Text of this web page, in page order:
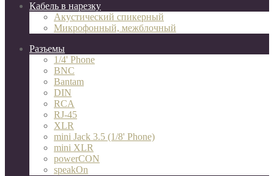
Кабель в нарезку
Акустический спикерный
Микрофонный, межблочный
Разъемы
1/4' Phone
BNC
Bantam
DIN
RCA
RJ-45
XLR
mini Jack 3.5 (1/8' Phone)
mini XLR
powerCON
speakOn